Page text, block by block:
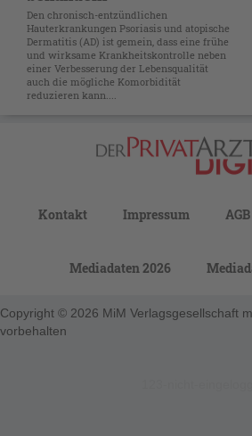
Den chronisch-entzündlichen
Hauterkrankungen Psoriasis und atopische
Dermatitis (AD) ist gemein, dass eine frühe
und wirksame Krankheitskontrolle neben
einer Verbesserung der Lebensqualität
auch die mögliche Komorbidität
reduzieren kann....
Kontakt Impressum AGB
Mediadaten 2026
Copyright © 2026 MiM Verlagsgesellschaft
vorbehalten